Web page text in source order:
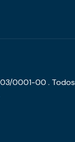
0001-00 .